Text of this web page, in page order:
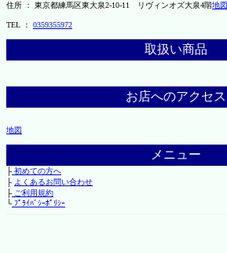
住所 ： 東京都練馬区東大泉2-10-11 リヴィンオズ大泉4階地図
TEL ： 0359355972
取扱い商品
お店へのアクセス
地図
メニュー
├初めての方へ
├ よくあるお問い合わせ
├ご利用規約
└ﾌﾟﾗｲﾊﾞｼｰﾎﾟﾘｼｰ